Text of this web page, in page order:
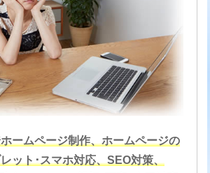
ホームページ制作、ホームページの
ット･スマホ対応、SEO対策、